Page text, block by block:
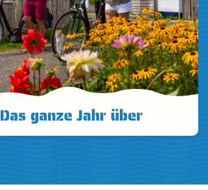
Das ganze Jahr über